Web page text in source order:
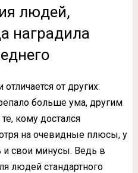
людей,
наградила
от других:
больше ума, другим
кому достался
на очевидные плюсы, у
и свои минусы. Ведь в
людей стандартного